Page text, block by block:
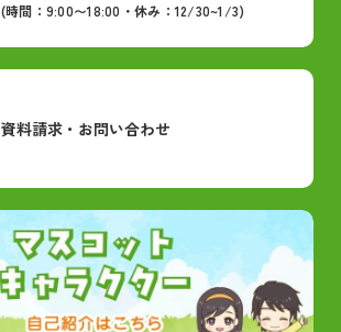
(時間：9:00〜18:00・休み：12/30~1/3)
資料請求・お問い合わせ